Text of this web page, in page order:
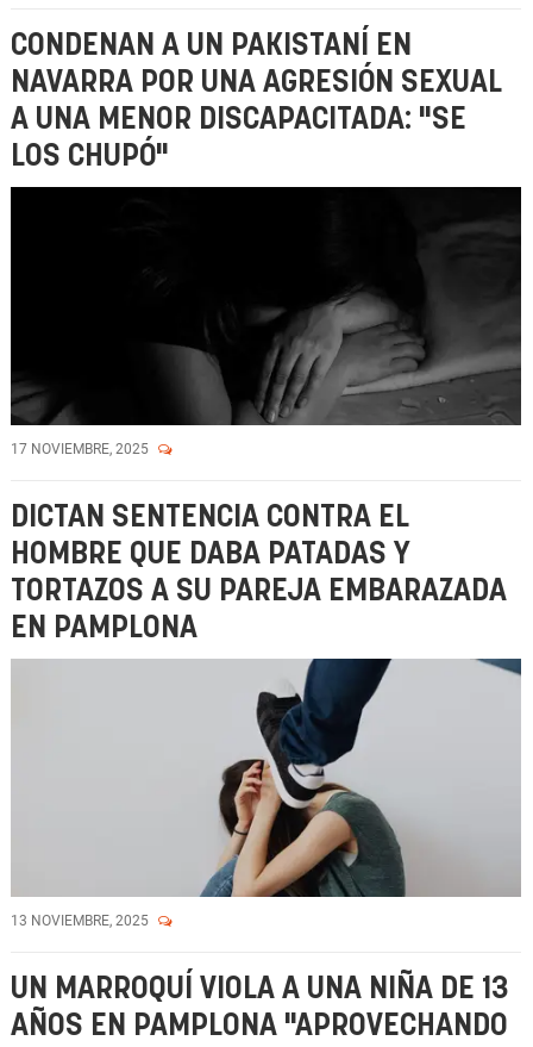
CONDENAN A UN PAKISTANÍ EN
NAVARRA POR UNA AGRESIÓN SEXUAL
A UNA MENOR DISCAPACITADA: "SE
LOS CHUPÓ"
17 NOVIEMBRE, 2025
DICTAN SENTENCIA CONTRA EL
HOMBRE QUE DABA PATADAS Y
TORTAZOS A SU PAREJA EMBARAZADA
EN PAMPLONA
13 NOVIEMBRE, 2025
UN MARROQUÍ VIOLA A UNA NIÑA DE 13
AÑOS EN PAMPLONA "APROVECHANDO